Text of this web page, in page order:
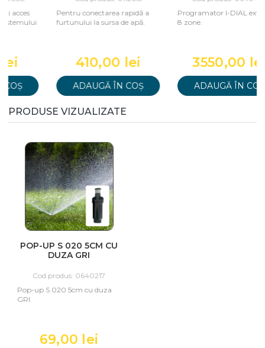
Pentru conectarea rapidă a
furtunului la sursa de apă.
410,00 lei
ADAUGĂ ÎN COȘ
Programator I-DIAL exterior,
8 zone.
3550,00 lei
ADAUGĂ ÎN COȘ
PRODUSE VIZUALIZATE
POP-UP S 020 5CM CU
DUZA GRI
Cod produs: 0640217
Pop-up S 020 5cm cu duza
GRI.
69,00 lei